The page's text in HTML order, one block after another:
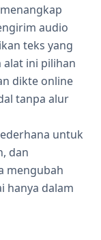
audio
teks yang
ini pilihan
dikte online
tanpa alur
untuk
dan
mengubah
hanya dalam